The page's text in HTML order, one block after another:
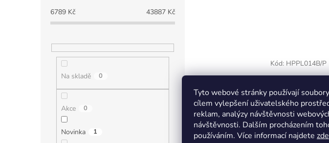
Tyto webové stránky používají
cílem vylepšení uživatelského
reklam, analýzy návštěvnosti
návštěvnosti. Dalším procházením
používáním. Více informací najdete zde
6789 Kč 43887 Kč
Na skladě 0
Akce 0
Novinka 1
Kód: HPPL014B/P